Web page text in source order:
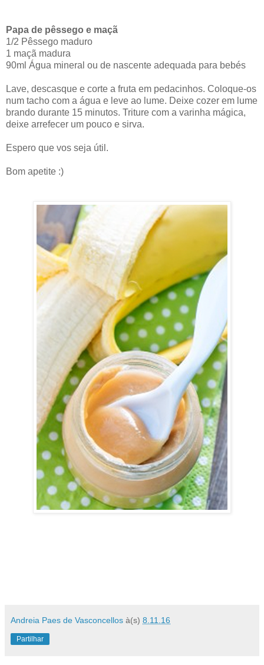
Papa de pêssego e maçã
1/2 Pêssego maduro
1 maçã madura
90ml Água mineral ou de nascente adequada para bebés
Lave, descasque e corte a fruta em pedacinhos. Coloque-os
num tacho com a água e leve ao lume. Deixe cozer em lume
brando durante 15 minutos. Triture com a varinha mágica,
deixe arrefecer um pouco e sirva.
Espero que vos seja útil.
Bom apetite :)
Andreia Paes de Vasconcellos à(s) 8.11.16
Partilhar